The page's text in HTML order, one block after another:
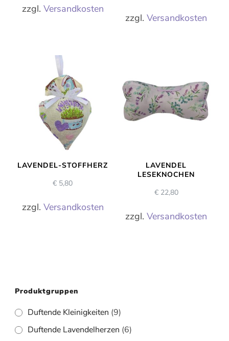
zzgl. Versandkosten
zzgl.Versandkosten
LAVENDEL-STOFFHERZ
€ 5,80
zzgl. Versandkosten
LAVENDEL
LESEKNOCHEN
€22,80
zzgl.Versandkosten
Produktgruppen
Duftende Kleinigkeiten (9)
Duftende Lavendelherzen (6)